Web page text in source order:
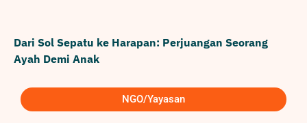
Dari Sol Sepatu ke Harapan: Perjuangan Seorang
Ayah Demi Anak
NGO/Yayasan